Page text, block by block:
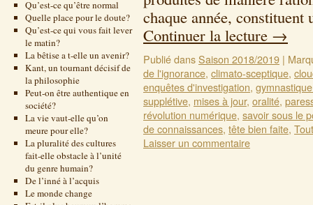
Qu’est-ce qu’être normal
Quelle place pour le doute?
Qu’est-ce qui vous fait lever
le matin?
La bêtise a t-elle un avenir?
Kant, un tournant décisif de
la philosophie
Peut-on être authentique en
société?
La vie vaut-elle qu’on
meure pour elle?
La pluralité des cultures
fait-elle obstacle à l’unité
du genre humain?
De l’inné à l’acquis
Le monde change
chaque année,
Continuer la lecture →
Publié dansSaison 2018/2019 |
de l'ignorance, climato-sceptique,
enquêtes d'investigation,
supplétive, mises à jour, oralité,
révolution numérique, savoir sous le
de connaissances, tête bien faite,
Laisser un commentaire